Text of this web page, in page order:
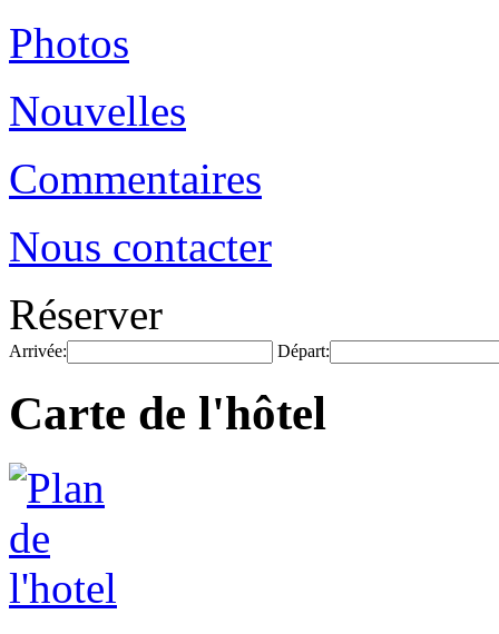
Photos
Nouvelles
Commentaires
Nous contacter
Réserver
Arrivée: Départ:
Carte de l'hôtel